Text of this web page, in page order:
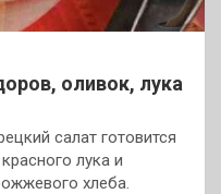
оливок, лука
салат готовится
лука и
хлеба.